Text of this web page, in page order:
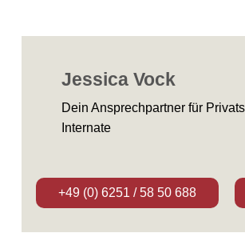
Jessica Vock
Dein Ansprechpartner für
Internate
+49 (0) 6251 / 58 50 688